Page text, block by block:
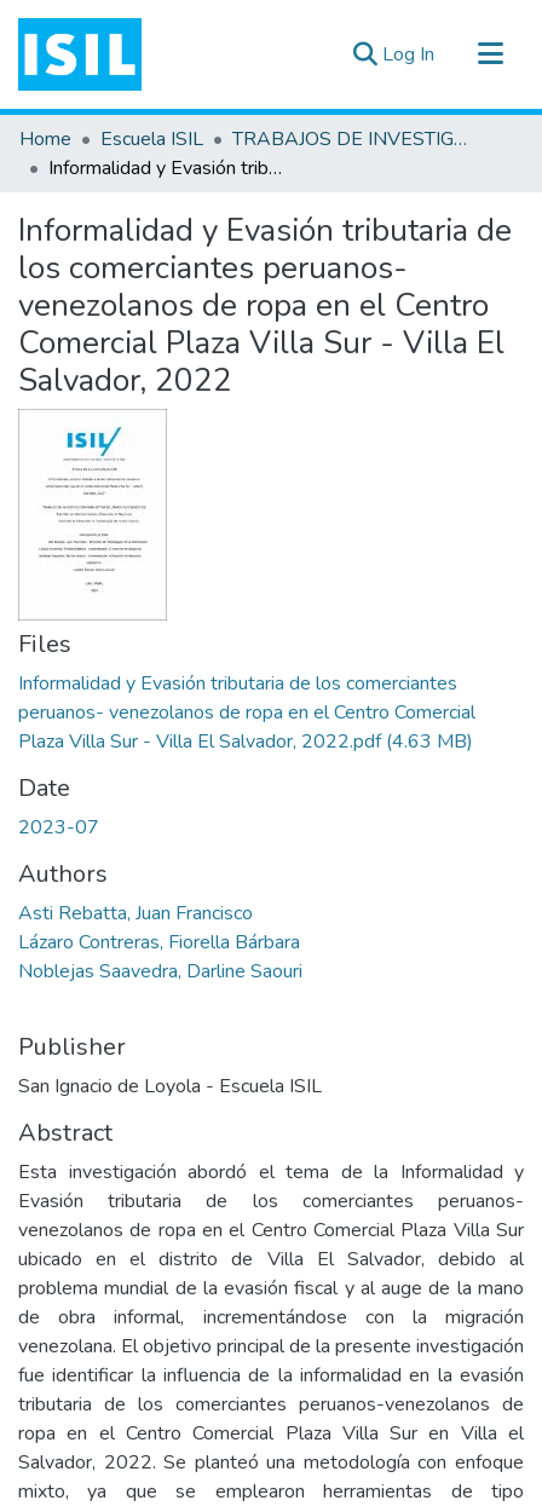
Log In (current)
All of DSpace
Statistics
Documentos ▾
Home Escuela ISIL
TRABAJOS DE INVESTIGACIÓN
Informalidad y Evasión tributaria de los comerciantes peruanos-venezolanos de ropa en el Centro Comercial Plaza Villa Sur - Villa El Salvador, 2022
Informalidad y Evasión tributaria de
los comerciantes peruanos-
venezolanos de ropa en el Centro
Comercial Plaza Villa Sur - Villa El
Salvador, 2022
Files
Informalidad y Evasión tributaria de los comerciantes
peruanos- venezolanos de ropa en el Centro Comercial
Plaza Villa Sur - Villa El Salvador, 2022.pdf(4.63 MB)
Date
2023-07
Authors
Asti Rebatta, Juan Francisco
Lázaro Contreras, Fiorella Bárbara
Noblejas Saavedra, Darline Saouri
Publisher
San Ignacio de Loyola - Escuela ISIL
Abstract
Esta investigación abordó el tema de la Informalidad y
Evasión tributaria de los comerciantes peruanos-
venezolanos de ropa en el Centro Comercial Plaza Villa Sur
ubicado en el distrito de Villa El Salvador, debido al
problema mundial de la evasión fiscal y al auge de la mano
de obra informal, incrementándose con la migración
venezolana. El objetivo principal de la presente investigación
fue identificar la influencia de la informalidad en la evasión
tributaria de los comerciantes peruanos-venezolanos de
ropa en el Centro Comercial Plaza Villa Sur en Villa el
Salvador, 2022. Se planteó una metodología con enfoque
mixto, ya que se emplearon herramientas de tipo